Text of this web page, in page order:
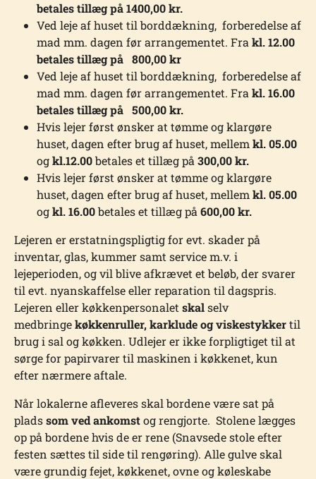
betales tillæg på 1400,00 kr.
Ved leje af huset til borddækning, forberedelse af
mad mm. dagen før arrangementet. Fra kl. 12.00
betales tillæg på 800,00 kr
Ved leje af huset til borddækning, forberedelse af
mad mm. dagen før arrangementet. Fra kl. 16.00
betales tillæg på 500,00 kr.
Hvis lejer først ønsker at tømme og klargøre
huset, dagen efter brug af huset, mellem kl. 05.00
ogkl.12.00betales et tillæg på 300,00 kr.
Hvis lejer først ønsker at tømme og klargøre
huset, dagen efter brug af huset, mellem kl. 05.00
ogkl. 16.00betales et tillæg på 600,00 kr.
Lejeren er erstatningspligtig for evt. skader på
inventar, glas, kummer samt service m.v. i
lejeperioden, og vil blive afkrævet et beløb, der svarer
til evt. nyanskaffelse eller reparation til dagspris.
Lejeren eller køkkenpersonalet skalselv
medbringekøkkenruller, karklude og viskestykkertil
brug i sal og køkken. Udlejer er ikke forpligtiget til at
sørge for papirvarer til maskinen i køkkenet, kun
efter nærmere aftale.
Når lokalerne afleveres skal bordene være sat på
pladssom ved ankomstog rengjorte. Stolene lægges
op på bordene hvis de er rene (Snavsede stole efter
festen sættes til side til rengøring). Alle gulve skal
være grundig fejet, køkkenet, ovne og køleskabe